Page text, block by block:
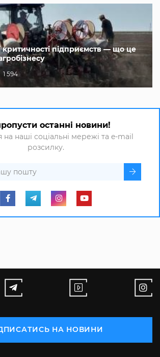
критичності підприємств — що це
1 594
останні новини!
на наші соціальні мережі та e-mail
розсилку.
НА НОВИНИ